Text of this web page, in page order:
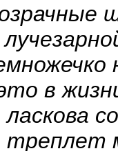
в
треплет